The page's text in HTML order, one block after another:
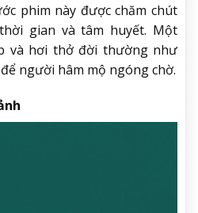
phim này được chăm chút
gian và tâm huyết. Một
và hơi thở đời thường như
người hâm mộ ngóng chờ.